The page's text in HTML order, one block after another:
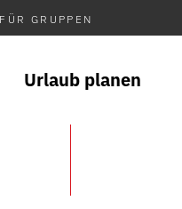
GRUPPEN
Urlaub planen